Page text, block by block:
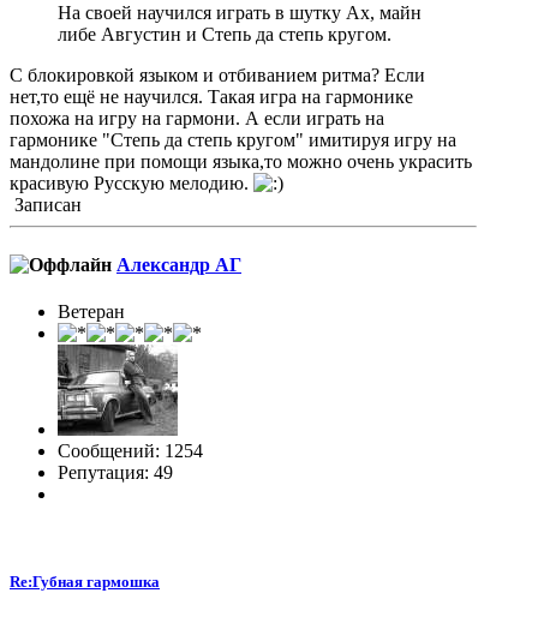
На своей научился играть в шутку Ах, майн
либе Августин и Степь да степь кругом.
С блокировкой языком и отбиванием ритма? Если
нет,то ещё не научился. Такая игра на гармонике
похожа на игру на гармони. А если играть на
гармонике "Степь да степь кругом" имитируя игру на
мандолине при помощи языка,то можно очень украсить
красивую Русскую мелодию.
Записан
Александр АГ
Ветеран
Сообщений: 1254
Репутация: 49
Re:Губная гармошка